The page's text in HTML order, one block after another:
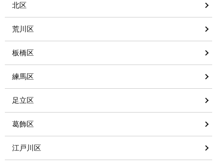
北区
荒川区
板橋区
練馬区
足立区
葛飾区
江戸川区